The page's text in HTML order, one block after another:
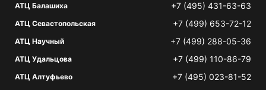
АТЦ Балашиха +7 (495) 431-63-63
АТЦ Севастопольская +7 (499) 653-72-12
АТЦ Научный +7 (499) 288-05-36
АТЦ Удальцова +7 (499) 110-86-79
АТЦ Алтуфьево +7 (495) 023-81-52